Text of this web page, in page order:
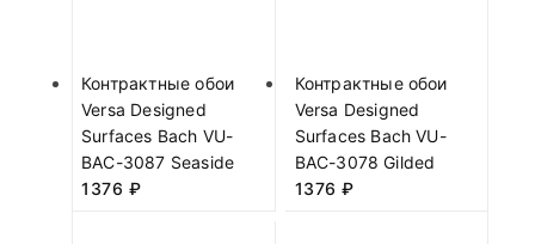
Контрактные обои
Versa Designed
Surfaces Bach VU-
BAC-3087 Seaside
1376 ₽
Контрактные обои
Versa Designed
Surfaces Bach VU-
BAC-3078 Gilded
1376 ₽